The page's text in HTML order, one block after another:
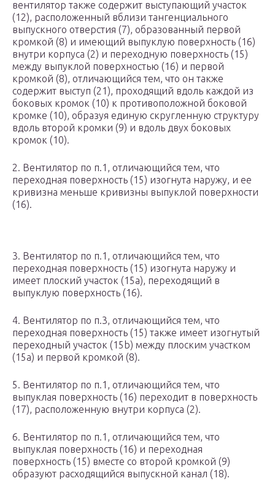
вентилятор также содержит выступающий участок
(12), расположенный вблизи тангенциального
выпускного отверстия (7), образованный первой
кромкой (8) и имеющий выпуклую поверхность (16)
внутри корпуса (2) и переходную поверхность (15)
между выпуклой поверхностью (16) и первой
кромкой (8), отличающийся тем, что он также
содержит выступ (21), проходящий вдоль каждой из
боковых кромок (10) к противоположной боковой
кромке (10), образуя единую скругленную структуру
вдоль второй кромки (9) и вдоль двух боковых
кромок (10).
2. Вентилятор по п.1, отличающийся тем, что
переходная поверхность (15) изогнута наружу, и ее
кривизна меньше кривизны выпуклой поверхности
(16).
3. Вентилятор по п.1, отличающийся тем, что
переходная поверхность (15) изогнута наружу и
имеет плоский участок (15а), переходящий в
выпуклую поверхность (16).
4. Вентилятор по п.3, отличающийся тем, что
переходная поверхность (15) также имеет изогнутый
переходный участок (15b) между плоским участком
(15а) и первой кромкой (8).
5. Вентилятор по п.1, отличающийся тем, что
выпуклая поверхность (16) переходит в поверхность
(17), расположенную внутри корпуса (2).
6. Вентилятор по п.1, отличающийся тем, что
выпуклая поверхность (16) и переходная
поверхность (15) вместе со второй кромкой (9)
образуют расходящийся выпускной канал (18).